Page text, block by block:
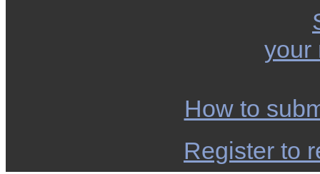
your
How to
Register to